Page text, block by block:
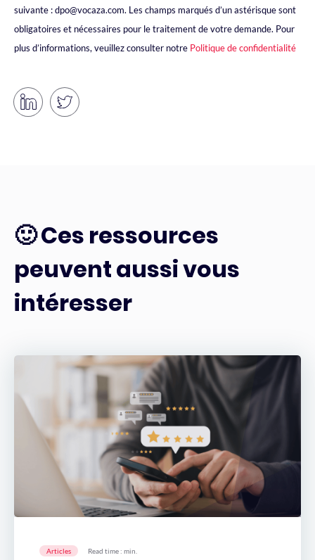
suivante : dpo@vocaza.com. Les champs marqués d’un astérisque sont
obligatoires et nécessaires pour le traitement de votre demande. Pour
plus d’informations, veuillez consulter notre Politique de confidentialité
🙂 Ces ressources
peuvent aussi vous
intéresser
Articles Read time : min.